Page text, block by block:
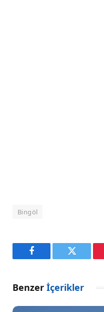
Bingöl
Facebook Twitter
Benzer İçerikler